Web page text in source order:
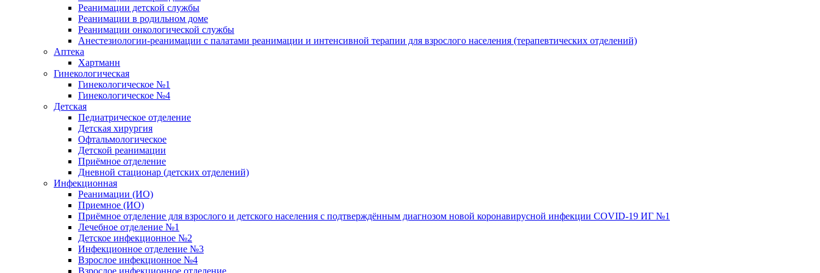
Реанимации детской службы
Реанимации в родильном доме
Реанимации онкологической службы
Анестезиологии-реанимации с палатами реанимации и интенсивной терапии для взрослого населения (терапевтических отделений)
Аптека
Хартманн
Гинекологическая
Гинекологическое №1
Гинекологическое №4
Детская
Педиатрическое отделение
Детская хирургия
Офтальмологическое
Детской реанимации
Приёмное отделение
Дневной стационар (детских отделений)
Инфекционная
Реанимации (ИО)
Приемное (ИО)
Приёмное отделение для взрослого и детского населения с подтверждённым диагнозом новой коронавирусной инфекции COVID-19 ИГ №1
Лечебное отделение №1
Детское инфекционное №2
Инфекционное отделение №3
Взрослое инфекционное №4
Взрослое инфекционное отделение